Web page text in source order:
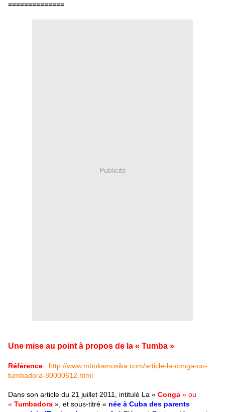
==============
Publicité
Une mise au point à propos de la « Tumba »
Référence : http://www.mbokamosika.com/article-la-conga-ou-
tumbadora-80000612.html
Dans son article du 21 juillet 2011, intitulé La « Conga » ou
« Tumbadora », et sous-titré « née à Cuba des parents